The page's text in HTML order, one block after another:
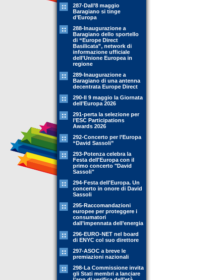
287-Dall’8 maggio
Baragiano si tinge
d’Europa
288-Inaugurazione a
Baragiano dello sportello
di “Europe Direct
Basilicata”, network di
informazione ufficiale
dell’Unione Europea in
regione
289-Inaugurazione a
Baragiano di una antenna
decentrata Europe Direct
290-Il 9 maggio la Giornata
dell’Europa 2026
291-perta la selezione per
l’ESC Participations
Awards 2026
292-Concerto per l’Europa
“David Sassoli”
293-Potenza celebra la
Festa dell'Europa con il
primo concerto "David
Sassoli"
294-Festa dell'Europa. Un
concerto in onore di David
Sassoli
295-Raccomandazioni
europee per proteggere i
consumatori
dall’impennata dell’energia
296-EURO-NET nel board
di ENYC col suo direttore
297-ASOC a breve le
premiazioni nazionali
298-La Commissione invita
gli Stati membri a lanciare